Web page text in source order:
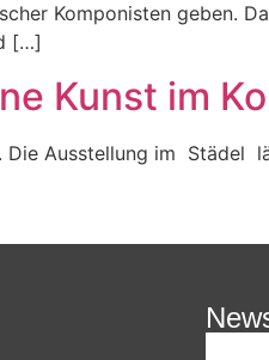
Komponisten geben.
[…]
Kunst im
Ausstellung im Städel